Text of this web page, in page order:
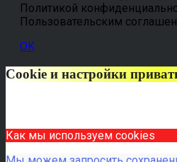
Политикой
Пользовательским
OK
Cookie и настройки
Как мы используем cookies